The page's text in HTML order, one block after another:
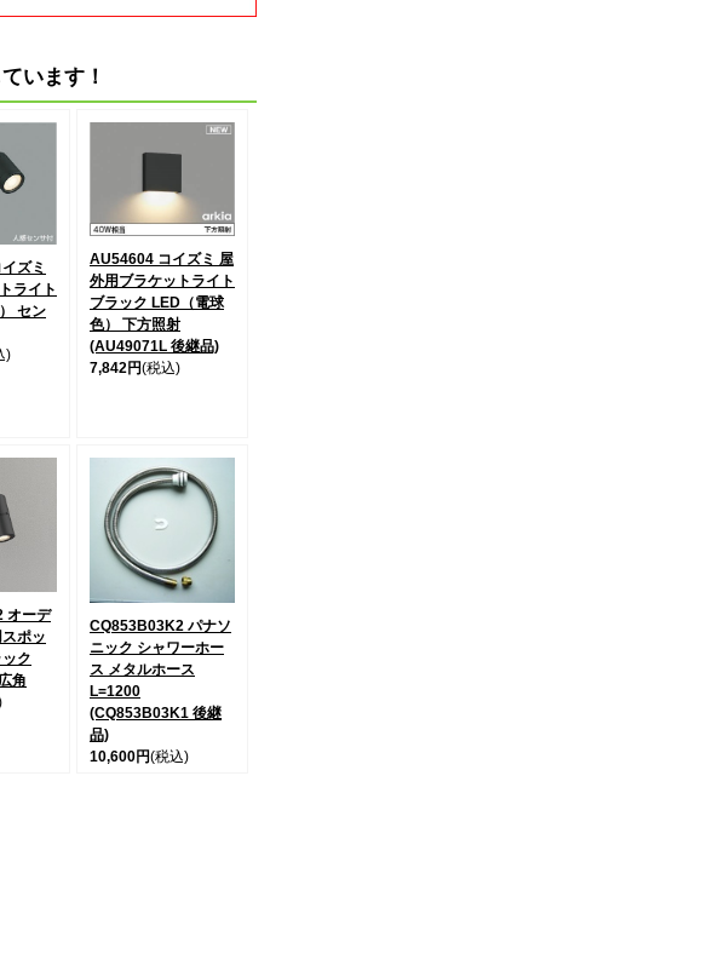
います！
ズミ
ライト
セン
)
AU54604 コイズミ 屋
外用ブラケットライト
ブラック LED（電球
色） 下方照射
(AU49071L 後継品)
7,842円(税込)
オーデ
ポッ
ック
角
CQ853B03K2 パナソ
ニック シャワーホー
ス メタルホース
L=1200
(CQ853B03K1 後継
品)
10,600円(税込)